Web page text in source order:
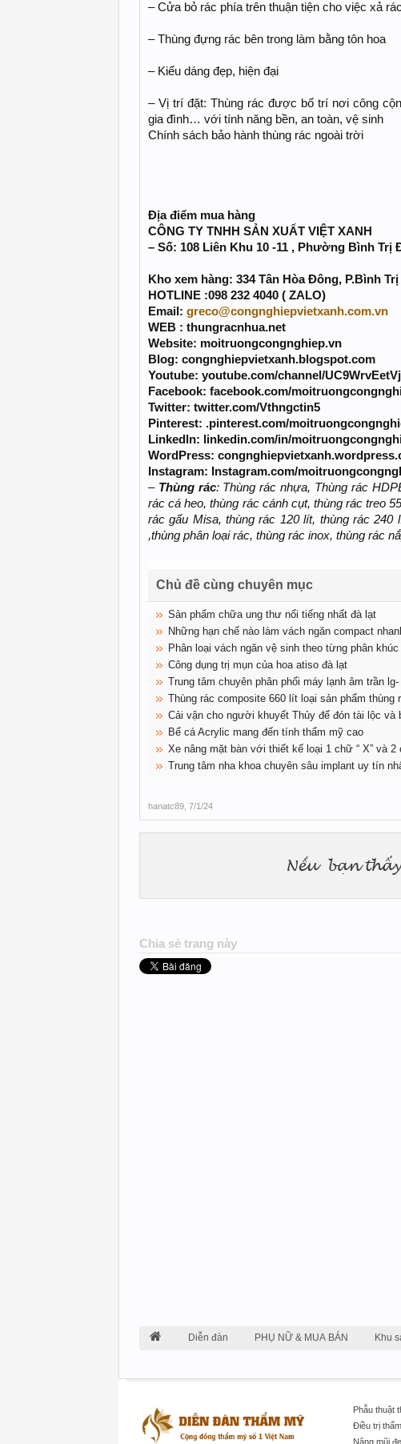
– Cửa bỏ rác phía trên thuận tiện cho việc xả rác
– Thùng đựng rác bên trong làm bằng tôn hoa
– Kiểu dáng đẹp, hiện đại
– Vị trí đặt: Thùng rác được bố trí nơi công
gia đình… với tính năng bền, an toàn, vệ sinh
Chính sách bảo hành thùng rác ngoài trời
Địa điểm mua hàng
CÔNG TY TNHH SẢN XUẤT VIỆT XANH
– Số: 108 Liên Khu 10 -11 , Phường Bình Trị
Kho xem hàng: 334 Tân Hòa Đông, P.Bình
HOTLINE :098 232 4040 ( ZALO)
Email: greco@congnghiepvietxanh.com.vn
WEB : thungracnhua.net
Website: moitruongcongnghiep.vn
Blog: congnghiepvietxanh.blogspot.com
Youtube: youtube.com/channel/
Facebook: facebook.com/
Twitter: twitter.com/Vthngctin5
Pinterest: .pinterest.com/
Linkedln: linkedin.com/in/
WordPress:
Instagram: Instagram.com/
– Thùng rác: Thùng rác nhựa, Thùng rác
rác cá heo, thùng rác cánh cụt, thùng rác treo
rác gấu Misa, thùng rác 120 lít, thùng rác
,thùng phân loại rác, thùng rác inox, thùng rác
Chủ đề cùng chuyên mục
Sản phẩm chữa ung thư nổi tiếng nhất đà lạt
Những hạn chế nào làm vách ngăn compact
Phân loại vách ngăn vệ sinh theo từng phân
Công dụng trị mụn của hoa atiso đà lạt
Trung tâm chuyên phân phối máy lạnh âm trần
Thùng rác composite 660 lít loại sản phẩm thùng
Cải vận cho người khuyết Thủy để đón tài lộc và
Bể cá Acrylic mang đến tính thẩm mỹ cao
Xe nâng mặt bàn với thiết kế loại 1 chữ “ X” và 2
Trung tâm nha khoa chuyên sâu implant uy tín
hanatc89 7/1/24
Chia sẻ trang này
Diễn đàn PHỤ NỮ & MUA BÁN Khu
Phẫu thuật
Điều trị
Nâng mũi